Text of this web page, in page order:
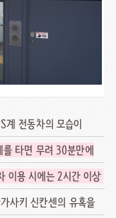
계 전동차의 모습이
타면 무려 30분만에
이용 시에는 2시간 이상
사키 신칸센의 유혹을